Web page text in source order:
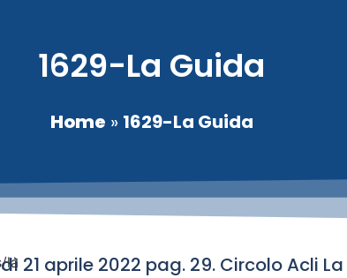
1629-La Guida
Home » 1629-La Guida
la21 aprile 2022 pag. 29. Circolo Acli